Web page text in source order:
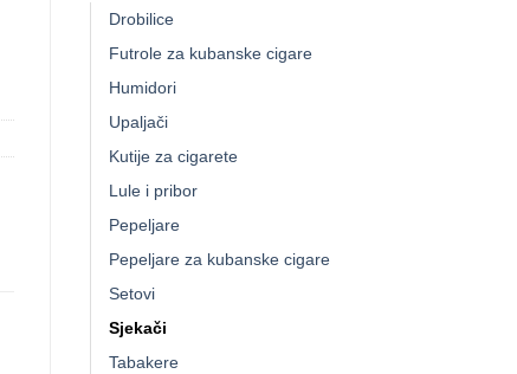
Drobilice
Futrole za kubanske cigare
Humidori
Upaljači
Kutije za cigarete
Lule i pribor
Pepeljare
Pepeljare za kubanske cigare
Setovi
Sjekači
Tabakere